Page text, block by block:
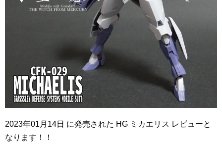
2023年01月14日 に発売された HG ミカエリス レビューと
なります！！